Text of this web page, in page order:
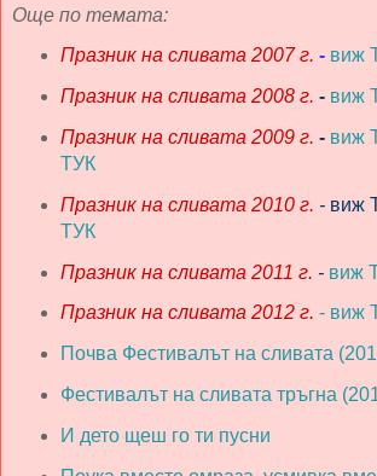
Още по темата:
Празник на сливата 2007 г. - виж
Празник на сливата 2008 г. - виж
Празник на сливата 2009 г. - виж
ТУК
Празник на сливата 2010 г. - виж
ТУК
Празник на сливата 2011 г. - виж
Празник на сливата 2012 г. - виж
Почва Фестивалът на сливата
Фестивалът на сливата тръгна
И дето щеш го ти пусни